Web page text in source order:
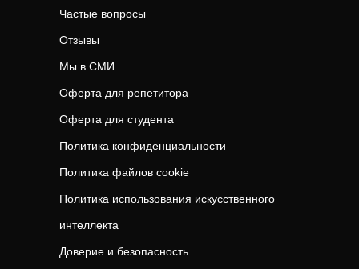
Частые вопросы
Отзывы
Мы в СМИ
Оферта для репетитора
Оферта для студента
Политика конфиденциальности
Политика файлов cookie
Политика использования искусственного
интеллекта
Доверие и безопасность